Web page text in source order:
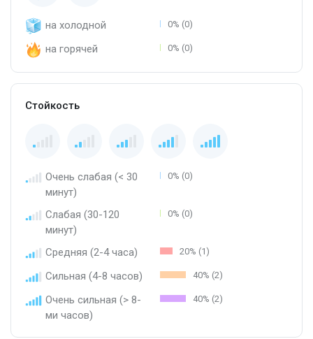
на холодной 0% (0)
на горячей 0% (0)
Стойкость
Очень слабая (< 30
минут)
0% (0)
Слабая (30-120
минут)
0% (0)
Средняя (2-4 часа) 20% (1)
Сильная (4-8 часов) 40% (2)
Очень сильная (> 8-
ми часов)
40% (2)